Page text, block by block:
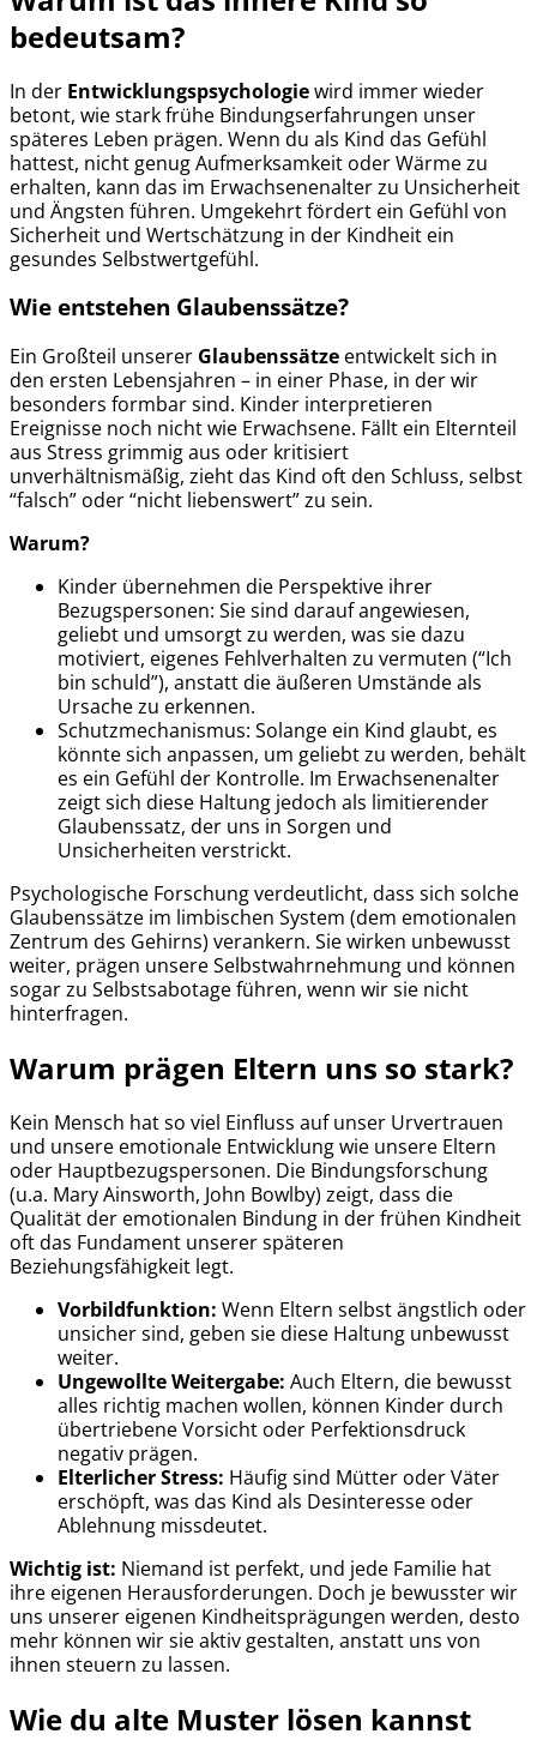
bedeutsam?
In der Entwicklungspsychologiewird immer wieder
betont, wie stark frühe Bindungserfahrungen unser
späteres Leben prägen. Wenn du als Kind das Gefühl
hattest, nicht genug Aufmerksamkeit oder Wärme zu
erhalten, kann das im Erwachsenenalter zu Unsicherheit
und Ängsten führen. Umgekehrt fördert ein Gefühl von
Sicherheit und Wertschätzung in der Kindheit ein
gesundes Selbstwertgefühl.
Wie entstehen Glaubenssätze?
Ein Großteil unserer Glaubenssätze entwickelt sich in
den ersten Lebensjahren – in einer Phase, in der wir
besonders formbar sind. Kinder interpretieren
Ereignisse noch nicht wie Erwachsene. Fällt ein Elternteil
aus Stress grimmig aus oder kritisiert
unverhältnismäßig, zieht das Kind oft den Schluss, selbst
“falsch” oder “nicht liebenswert” zu sein.
Warum?
Kinder übernehmen die Perspektive ihrer
Bezugspersonen: Sie sind darauf angewiesen,
geliebt und umsorgt zu werden, was sie dazu
motiviert, eigenes Fehlverhalten zu vermuten (“Ich
bin schuld”), anstatt die äußeren Umstände als
Ursache zu erkennen.
Schutzmechanismus: Solange ein Kind glaubt, es
könnte sich anpassen, um geliebt zu werden, behält
es ein Gefühl der Kontrolle. Im Erwachsenenalter
zeigt sich diese Haltung jedoch als limitierender
Glaubenssatz, der uns in Sorgen und
Unsicherheiten verstrickt.
Psychologische Forschung verdeutlicht, dass sich solche
Glaubenssätze im limbischen System (dem emotionalen
Zentrum des Gehirns) verankern. Sie wirken unbewusst
weiter, prägen unsere Selbstwahrnehmung und können
sogar zu Selbstsabotage führen, wenn wir sie nicht
hinterfragen.
Warum prägen Eltern uns so stark?
Kein Mensch hat so viel Einfluss auf unser Urvertrauen
und unsere emotionale Entwicklung wie unsere Eltern
oder Hauptbezugspersonen. Die Bindungsforschung
(u.a. Mary Ainsworth, John Bowlby) zeigt, dass die
Qualität der emotionalen Bindung in der frühen Kindheit
oft das Fundament unserer späteren
Beziehungsfähigkeit legt.
Vorbildfunktion: Wenn Eltern selbst ängstlich oder
unsicher sind, geben sie diese Haltung unbewusst
weiter.
Ungewollte Weitergabe: Auch Eltern, die bewusst
alles richtig machen wollen, können Kinder durch
übertriebene Vorsicht oder Perfektionsdruck
negativ prägen.
Elterlicher Stress: Häufig sind Mütter oder Väter
erschöpft, was das Kind als Desinteresse oder
Ablehnung missdeutet.
Wichtig ist: Niemand ist perfekt, und jede Familie hat
ihre eigenen Herausforderungen. Doch je bewusster wir
uns unserer eigenen Kindheitsprägungen werden, desto
mehr können wir sie aktiv gestalten, anstatt uns von
ihnen steuern zu lassen.
Wie du alte Muster lösen kannst